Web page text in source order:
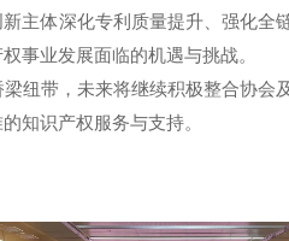
主体深化专利质量提升、强化全
事业发展面临的机遇与挑战。
纽带，未来将继续积极整合协会
知识产权服务与支持。